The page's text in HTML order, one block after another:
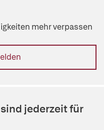
mehr verpassen
sind jederzeit für